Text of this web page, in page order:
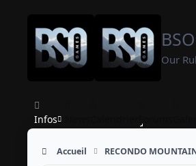
Our
Infos
Accueil RECONDO